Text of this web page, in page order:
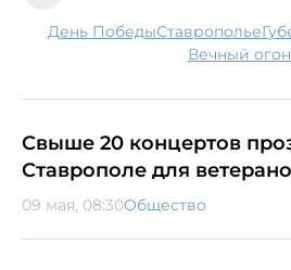
День Победы Ставрополье
Вечный
Свыше 20 концертов
Ставрополе для
09 мая, 08:30Общество